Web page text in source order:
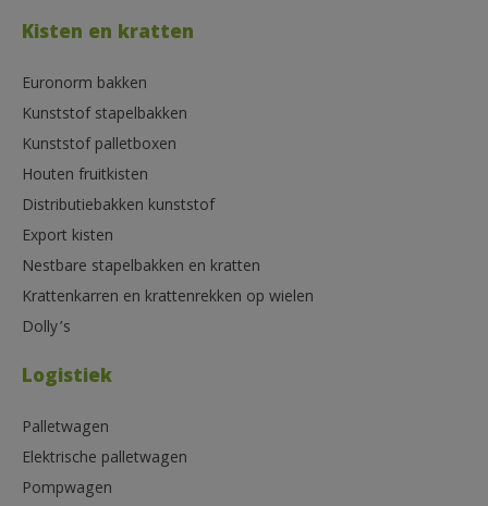
Kisten en kratten
Euronorm bakken
Kunststof stapelbakken
Kunststof palletboxen
Houten fruitkisten
Distributiebakken kunststof
Export kisten
Nestbare stapelbakken en kratten
Krattenkarren en krattenrekken op wielen
Dolly’s
Logistiek
Palletwagen
Elektrische palletwagen
Pompwagen